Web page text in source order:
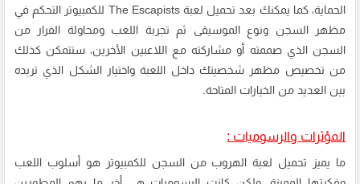
الحماية، كما يمكنك بعد تحميل لعبة The Escapists للكمبيوتر التحكم في
مظهر السجن ونوع الموسيقى ثم تجربة اللعب ومحاولة الفرار من
السجن الذي صممته أو مشاركته مع اللاعبين الأخرين، ستتمكن كذلك
من تخصيص مظهر شخصيتك داخل اللعبة واختيار الشكل الذي تريده
بين العديد من الخيارات المتاحة.
المؤثرات والرسوميات :
ما يميز تحميل لعبة الهروب من السجن للكمبيوتر هو أسلوب اللعب